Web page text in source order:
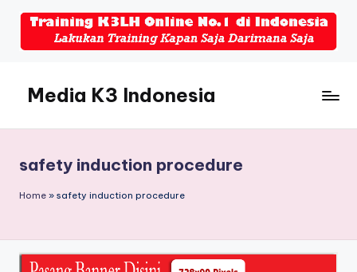
Media K3 Indonesia
Seputar
Dunia
K3LH
safety induction procedure
Home » safety induction procedure